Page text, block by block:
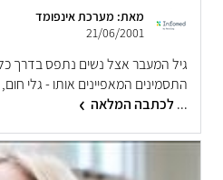
מאת: מערכת אינפומד
21/06/2001
גיל המעבר אצל נשים נתפס בדרך
התסמינים המאפיינים אותו - גלי
...לכתבה המלאה